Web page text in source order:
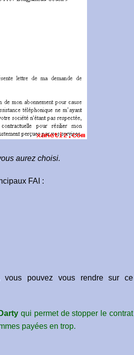
aurez choisi.
FAI :
vous pouvez vous rendre sur ce
Darty qui permet de stopper le contrat
payées en trop.